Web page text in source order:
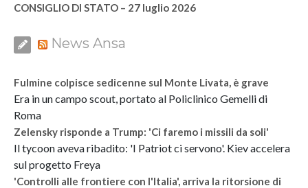
CONSIGLIO DI STATO – 27 luglio 2026
News Ansa
Fulmine colpisce sedicenne sul Monte Livata, è grave
Era in un campo scout, portato al Policlinico Gemelli di
Roma
Zelensky risponde a Trump: 'Ci faremo i missili da soli'
Il tycoon aveva ribadito: 'I Patriot ci servono'. Kiev accelera
sul progetto Freya
'Controlli alle frontiere con l'Italia', arriva la ritorsione di